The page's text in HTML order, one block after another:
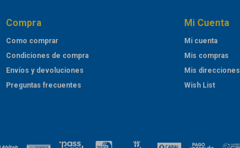
Compra
Como comprar
Condiciones de compra
Envíos y devoluciones
Preguntas frecuentes
Mi Cuenta
Mi cuenta
Mis compras
Mis direcciones
Wish List